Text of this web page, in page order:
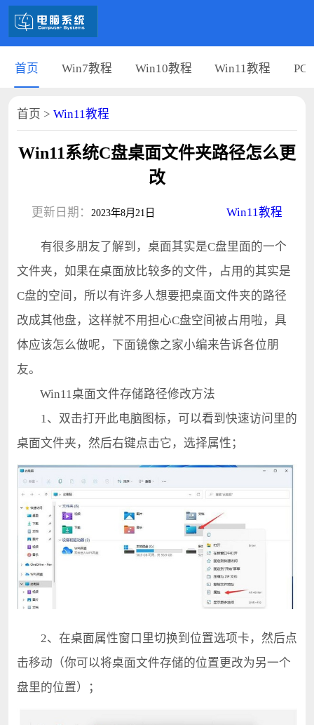
首页 Win7教程 Win10教程 Win11教程 PC
首页 > Win11教程
Win11系统C盘桌面文件夹路径怎么更
改
更新日期： 2023年8月21日 Win11教程
有很多朋友了解到，桌面其实是C盘里面的一个
文件夹，如果在桌面放比较多的文件，占用的其实是
C盘的空间，所以有许多人想要把桌面文件夹的路径
改成其他盘，这样就不用担心C盘空间被占用啦，具
体应该怎么做呢，下面镜像之家小编来告诉各位朋
友。
Win11桌面文件存储路径修改方法
1、双击打开此电脑图标，可以看到快速访问里的
桌面文件夹，然后右键点击它，选择属性；
2、在桌面属性窗口里切换到位置选项卡，然后点
击移动（你可以将桌面文件存储的位置更改为另一个
盘里的位置）；